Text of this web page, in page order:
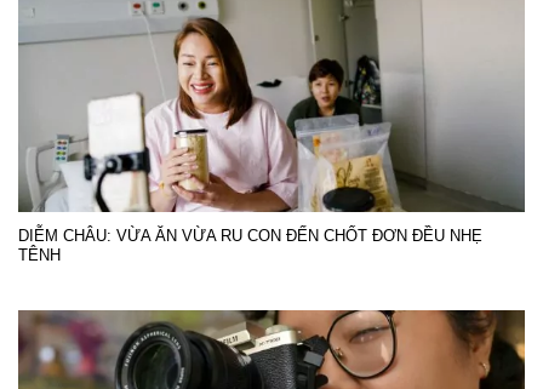
DIỄM CHÂU: VỪA ĂN VỪA RU CON ĐẾN CHỐT ĐƠN ĐỀU NHẸ
TÊNH